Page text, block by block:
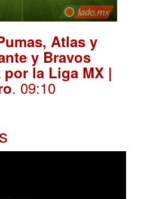
Atlas y
y Bravos
por la Liga MX |
. 09:10